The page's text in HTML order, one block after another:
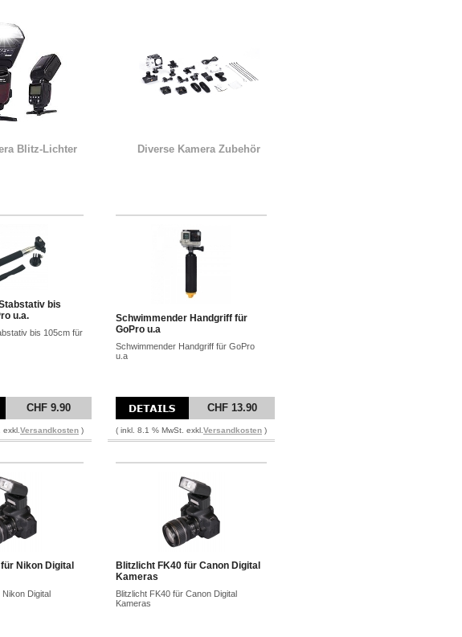
Blitz-Lichter Diverse Kamera Zubehör
bis
u.a.
bis 105cm für
CHF 9.90
Versandkosten )
Schwimmender Handgriff für
GoPro u.a
Schwimmender Handgriff für GoPro
u.a
CHF 13.90
( inkl. 8.1 % MwSt. exkl. Versandkosten )
Nikon Digital
Nikon Digital
Blitzlicht FK40 für Canon Digital
Kameras
Blitzlicht FK40 für Canon Digital
Kameras